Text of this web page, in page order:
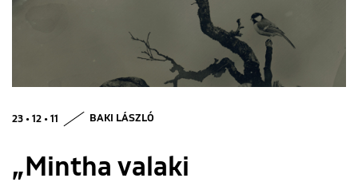
ENGLISH
23 • 12 • 11 BAKI LÁSZLÓ
„Mintha valaki